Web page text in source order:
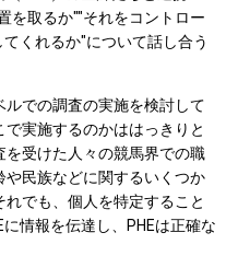
を取るか""それをコントロー
くれるか"について話し合う
での調査の実施を検討して
実施するのかははっきりと
受けた人々の競馬界での職
民族などに関するいくつか
でも、個人を特定すること
情報を伝達し、PHEは正確な